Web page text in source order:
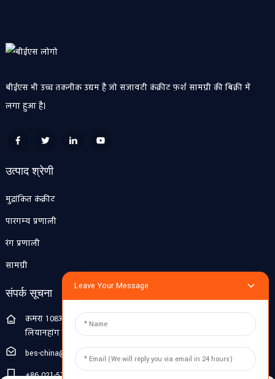
बीईएस भी उच्च तकनीक उद्यम है जो सजावटी कंक्रीट फ़र्श सामग्री की बिक्री में
लगा हुआ है।
उत्पाद श्रेणी
मुद्रांकित कंक्रीट
पारगम्य प्रणाली
रंग प्रणाली
सामग्री
संपर्क सूचना
कमरा 108जी, पहली मंजिल, बिल्डिंग 10, पुजियांग झिगु, नंबर 1188
लियानहांग रोड, पुजियांग टाउन, मिनहांग जिला, शंघाई, चीन
bes-china@besdeconcrete.com
+86 021-51692846
Leave Your Message